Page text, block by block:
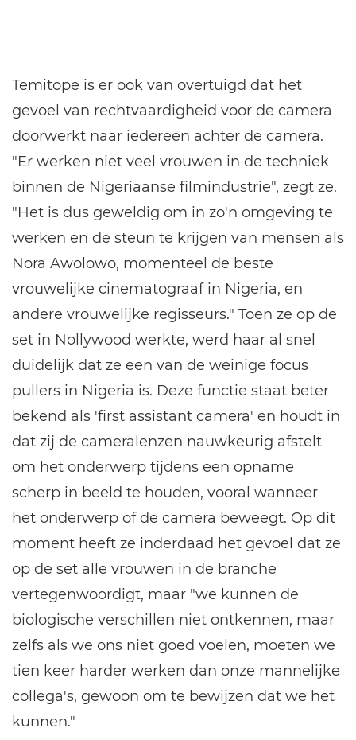
Temitope is er ook van overtuigd dat het
gevoel van rechtvaardigheid voor de camera
doorwerkt naar iedereen achter de camera.
"Er werken niet veel vrouwen in de techniek
binnen de Nigeriaanse filmindustrie", zegt ze.
"Het is dus geweldig om in zo'n omgeving te
werken en de steun te krijgen van mensen als
Nora Awolowo, momenteel de beste
vrouwelijke cinematograaf in Nigeria, en
andere vrouwelijke regisseurs." Toen ze op de
set in Nollywood werkte, werd haar al snel
duidelijk dat ze een van de weinige focus
pullers in Nigeria is. Deze functie staat beter
bekend als 'first assistant camera' en houdt in
dat zij de cameralenzen nauwkeurig afstelt
om het onderwerp tijdens een opname
scherp in beeld te houden, vooral wanneer
het onderwerp of de camera beweegt. Op dit
moment heeft ze inderdaad het gevoel dat ze
op de set alle vrouwen in de branche
vertegenwoordigt, maar "we kunnen de
biologische verschillen niet ontkennen, maar
zelfs als we ons niet goed voelen, moeten we
tien keer harder werken dan onze mannelijke
collega's, gewoon om te bewijzen dat we het
kunnen."